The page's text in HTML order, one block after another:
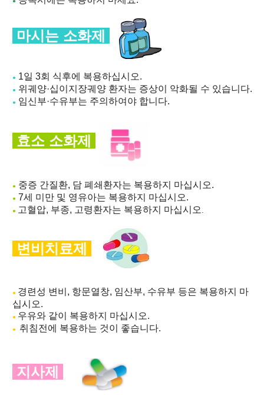
마시는 소화제
● 1일 3회 식후에 복용하십시오.
● 위궤양·십이지장궤양 환자는 증상이 악화될 수 있습니다.
● 임신부·수유부는 주의하여야 합니다.
효소 소화제
● 중증 간질환, 담 폐쇄환자는 복용하지 마십시오.
● 7세 미만 및 영유아는 복용하지 마십시오.
● 고혈압, 부종, 고령환자는 복용하지 마십시오
변비치료제
● 경련성 변비, 항문열창, 임산부, 수유부 등은 복용하지 마
십시오.
● 우유와 같이 복용하지 마십시오.
● 취침전에 복용하는 것이 좋습니다.
지사제